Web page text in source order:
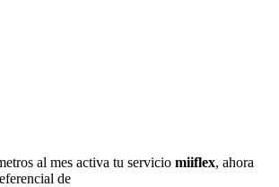
al mes activa tu servicio miiflex, ahora
de